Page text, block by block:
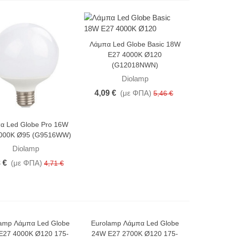
Led Globe Pro 16W
Ø95 (G9516WW)
Diolamp
€ (με ΦΠΑ) 4,71 €
-25%
Λάμπα Led Globe Basic 18W
E27 4000K Ø120
(G12018NWN)
Diolamp
4,09 € (με ΦΠΑ) 5,46 €
Λάμπα Led Globe
4000K Ø120 175-
Eurolamp Λάμπα Led Globe
24W E27 2700K Ø120 175-